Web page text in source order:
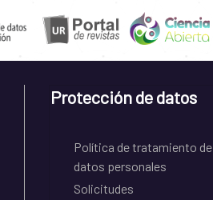
Protección de datos
Política de tratamiento de
datos personales
Solicitudes